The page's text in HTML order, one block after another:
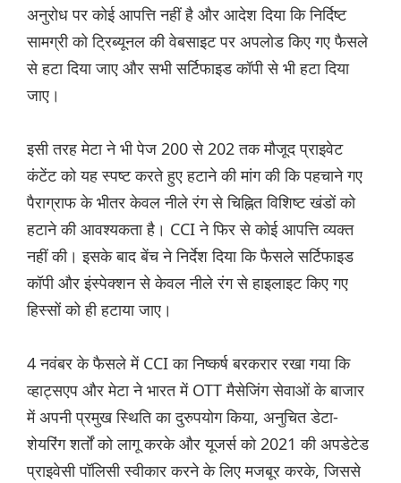
अनुरोध पर कोई आपत्ति नहीं है और आदेश दिया कि निर्दिष्ट
सामग्री को ट्रिब्यूनल की वेबसाइट पर अपलोड किए गए फैसले
से हटा दिया जाए और सभी सर्टिफाइड कॉपी से भी हटा दिया
जाए।
इसी तरह मेटा ने भी पेज 200 से 202 तक मौजूद प्राइवेट
कंटेंट को यह स्पष्ट करते हुए हटाने की मांग की कि पहचाने गए
पैराग्राफ के भीतर केवल नीले रंग से चिह्नित विशिष्ट खंडों को
हटाने की आवश्यकता है। CCI ने फिर से कोई आपत्ति व्यक्त
नहीं की। इसके बाद बेंच ने निर्देश दिया कि फैसले सर्टिफाइड
कॉपी और इंस्पेक्शन से केवल नीले रंग से हाइलाइट किए गए
हिस्सों को ही हटाया जाए।
4 नवंबर के फैसले में CCI का निष्कर्ष बरकरार रखा गया कि
व्हाट्सएप और मेटा ने भारत में OTT मैसेजिंग सेवाओं के बाजार
में अपनी प्रमुख स्थिति का दुरुपयोग किया, अनुचित डेटा-
शेयरिंग शर्तों को लागू करके और यूजर्स को 2021 की अपडेटेड
प्राइवेसी पॉलिसी स्वीकार करने के लिए मजबूर करके, जिससे